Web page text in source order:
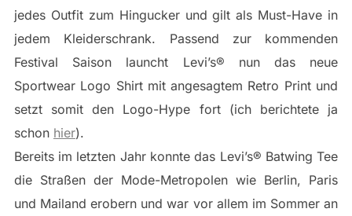
jedes Outfit zum Hingucker und gilt als Must-Have in
jedem Kleiderschrank. Passend zur kommenden
Festival Saison launcht Levi’s® nun das neue
Sportwear Logo Shirt mit angesagtem Retro Print und
setzt somit den Logo-Hype fort (ich berichtete ja
schon hier).
Bereits im letzten Jahr konnte das Levi’s® Batwing Tee
die Straßen der Mode-Metropolen wie Berlin, Paris
und Mailand erobern und war vor allem im Sommer an